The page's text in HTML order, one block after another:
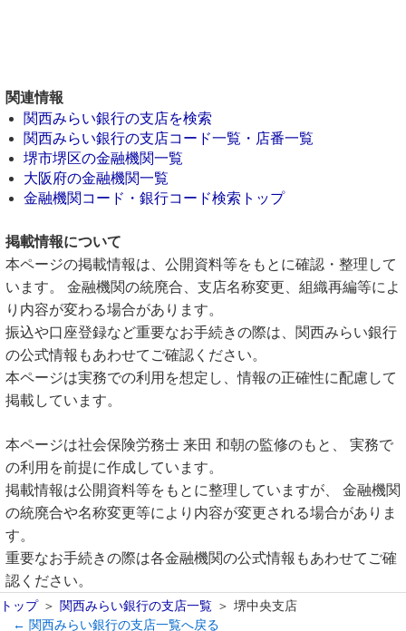
関連情報
関西みらい銀行の支店を検索
関西みらい銀行の支店コード一覧・店番一覧
堺市堺区の金融機関一覧
大阪府の金融機関一覧
金融機関コード・銀行コード検索トップ
掲載情報について
本ページの掲載情報は、公開資料等をもとに確認・整理して
います。 金融機関の統廃合、支店名称変更、組織再編等によ
り内容が変わる場合があります。
振込や口座登録など重要なお手続きの際は、関西みらい銀行
の公式情報もあわせてご確認ください。
本ページは実務での利用を想定し、情報の正確性に配慮して
掲載しています。
本ページは社会保険労務士 来田 和朝の監修のもと、 実務で
の利用を前提に作成しています。
掲載情報は公開資料等をもとに整理していますが、 金融機関
の統廃合や名称変更等により内容が変更される場合がありま
す。
重要なお手続きの際は各金融機関の公式情報もあわせてご確
認ください。
トップ 関西みらい銀行の支店一覧
堺中央支店
← 関西みらい銀行の支店一覧へ戻る